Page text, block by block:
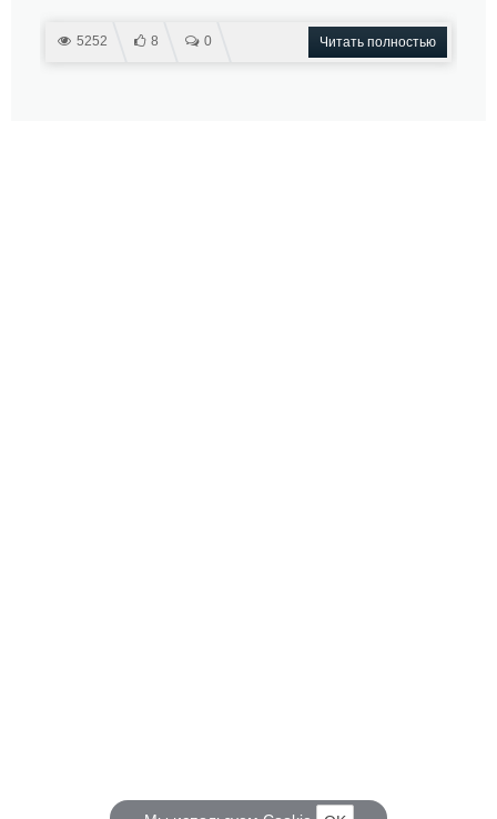
5252 8 0 Читать полностью